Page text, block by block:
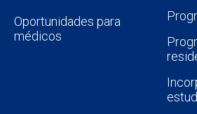
Oportunidades para
médicos